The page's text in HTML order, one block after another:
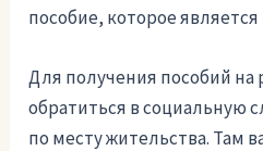
пособие, которое
Для получения пособий на
обратиться в социальную
по месту жительства. Там